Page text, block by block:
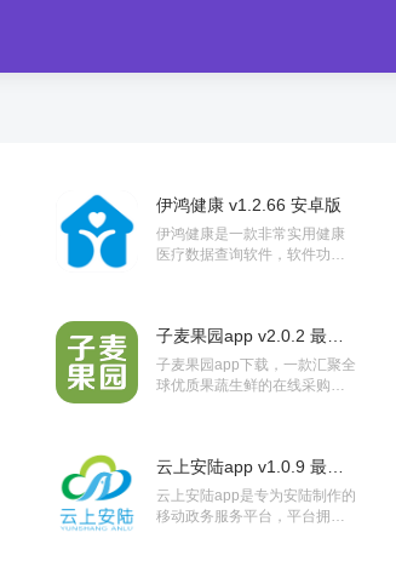
伊鸿健康 v1.2.66 安卓版
伊鸿健康是一款非常实用健康
医疗数据查询软件，软件功能
疗数据...
子麦果园app v2.0.2 最新版
子麦果园app下载，一款汇聚全
球优质果蔬生鲜的在线采购配
云上安陆app v1.0.9 最新版
云上安陆app是专为安陆制作的
移动政务服务平台，平台拥有